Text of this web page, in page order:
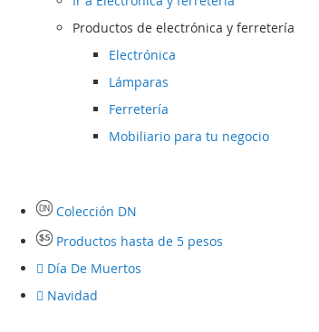
Productos de electrónica y ferretería
Electrónica
Lámparas
Ferretería
Mobiliario para tu negocio
Colección DN
Productos hasta de 5 pesos
Día De Muertos
Navidad